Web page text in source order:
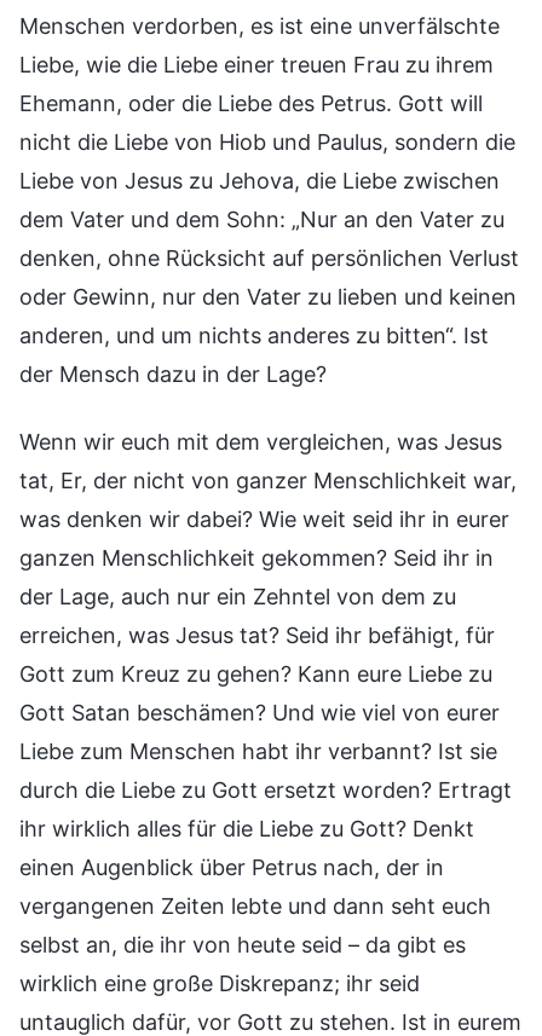
Menschen verdorben, es ist eine unverfälschte
Liebe, wie die Liebe einer treuen Frau zu ihrem
Ehemann, oder die Liebe des Petrus. Gott will
nicht die Liebe von Hiob und Paulus, sondern die
Liebe von Jesus zu Jehova, die Liebe zwischen
dem Vater und dem Sohn: „Nur an den Vater zu
denken, ohne Rücksicht auf persönlichen Verlust
oder Gewinn, nur den Vater zu lieben und keinen
anderen, und um nichts anderes zu bitten“. Ist
der Mensch dazu in der Lage?
Wenn wir euch mit dem vergleichen, was Jesus
tat, Er, der nicht von ganzer Menschlichkeit war,
was denken wir dabei? Wie weit seid ihr in eurer
ganzen Menschlichkeit gekommen? Seid ihr in
der Lage, auch nur ein Zehntel von dem zu
erreichen, was Jesus tat? Seid ihr befähigt, für
Gott zum Kreuz zu gehen? Kann eure Liebe zu
Gott Satan beschämen? Und wie viel von eurer
Liebe zum Menschen habt ihr verbannt? Ist sie
durch die Liebe zu Gott ersetzt worden? Ertragt
ihr wirklich alles für die Liebe zu Gott? Denkt
einen Augenblick über Petrus nach, der in
vergangenen Zeiten lebte und dann seht euch
selbst an, die ihr von heute seid – da gibt es
wirklich eine große Diskrepanz; ihr seid
untauglich dafür, vor Gott zu stehen. Ist in eurem